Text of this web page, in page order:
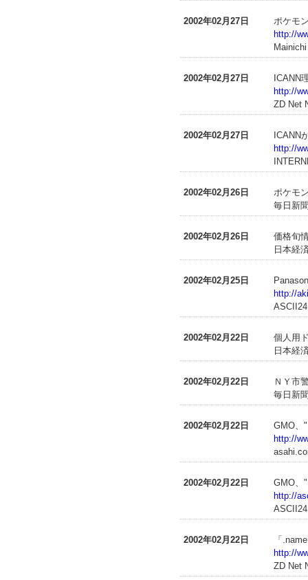
2002年02月27日
ポケモ
http://
2002年02月27日
ICANN
http://
ZD Net
2002年02月27日
ICANN
http://
2002年02月26日
ポケモ
毎日新
2002年02月26日
価格旬
日本経
2002年02月25日
http://
2002年02月22日
個人用
日本経
2002年02月22日
ＮＹ市
毎日新
2002年02月22日
GMO、
http://
2002年02月22日
GMO、
http://
ASCII24
2002年02月22日
「
http://
ZD Net